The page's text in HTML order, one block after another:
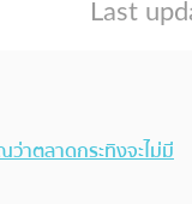
ตลาดกระทิงจะไม่มี